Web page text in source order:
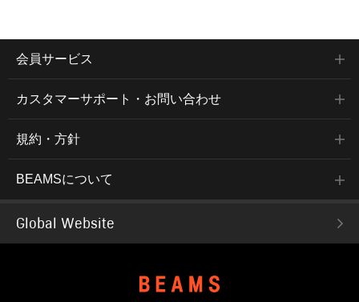
会員サービス
カスタマーサポート・お問い合わせ
規約・方針
BEAMSについて
Global Website